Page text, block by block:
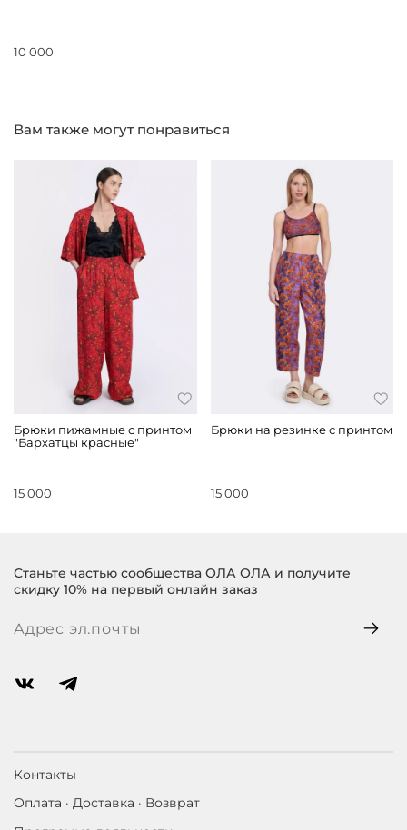
10 000
Вам также могут понравиться
Брюки пижамные с принтом
"Бархатцы красные"
15 000
Брюки на резинке с принтом
15 000
Контакты
Оплата · Доставка · Возврат
Станьте частью сообщества ОЛА ОЛА и получите
скидку 10% на первый онлайн заказ